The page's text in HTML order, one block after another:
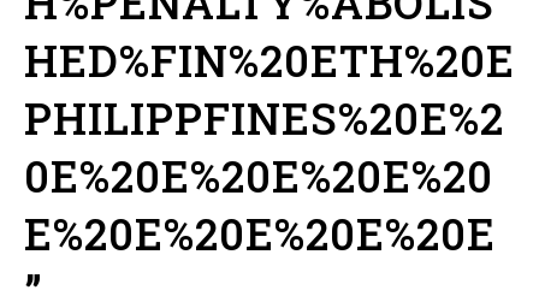
HED%FIN%20ETH%20E
PHILIPPFINES%20E%2
0E%20E%20E%20E%20
E%20E%20E%20E%20E